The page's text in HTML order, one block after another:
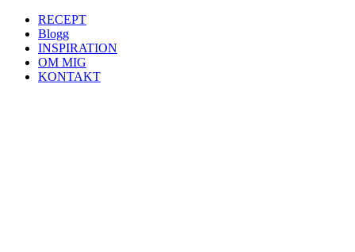
RECEPT
Blogg
INSPIRATION
OM MIG
KONTAKT